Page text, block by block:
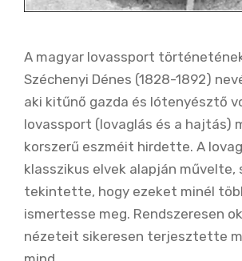
A magyar lovassport
Széchenyi Dénes (1828-1892)
aki kitűnő gazda és lótenyésztő
lovassport (lovaglás és a hajtás)
korszerű eszméit hirdette. A
klasszikus elvek alapján
tekintette, hogy ezeket minél
ismertesse meg. Rendszeresen
nézeteit sikeresen terjesztette